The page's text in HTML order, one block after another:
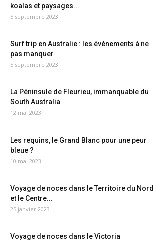
koalas et paysages...
5 septembre 2023
Surf trip en Australie : les événements à ne
pas manquer
5 septembre 2023
La Péninsule de Fleurieu, immanquable du
South Australia
12 mai 2023
Les requins, le Grand Blanc pour une peur
bleue ?
10 mai 2023
Voyage de noces dans le Territoire du Nord
et le Centre...
25 janvier 2023
Voyage de noces dans le Victoria